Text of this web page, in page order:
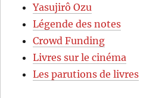
Yasujirô Ozu
Légende des notes
Crowd Funding
Livres sur le cinéma
Les parutions de livres